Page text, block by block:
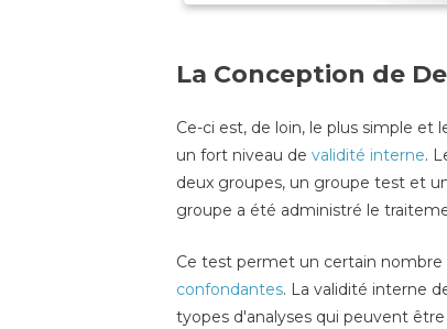
La Conception de
Ce-ci est, de loin, le plus simple
un fort niveau de validité interne.
deux groupes, un groupe test et
groupe a été administré le
Ce test permet un certain nombre
confondantes. La validité interne
tyopes d'analyses qui peuvent